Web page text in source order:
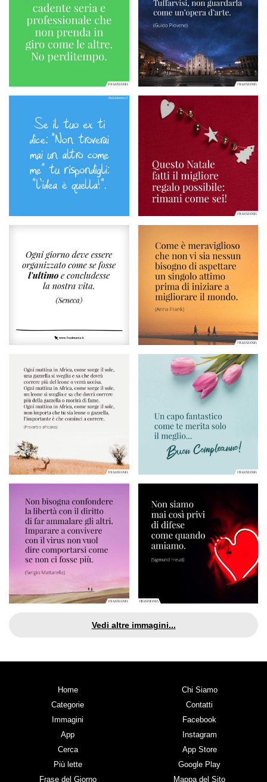
Vedi altre immagini...
Home
Categorie
Immagini
App
Cerca
Più lette
Frase del Giorno
Chi Siamo
Contatti
Facebook
Instagram
App Store
Google Play
Mappa del Sito